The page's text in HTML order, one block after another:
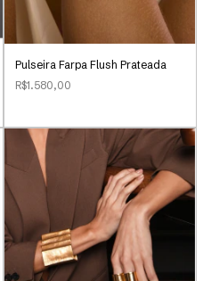
Pulseira Farpa Flush Prateada
R$1.580,00